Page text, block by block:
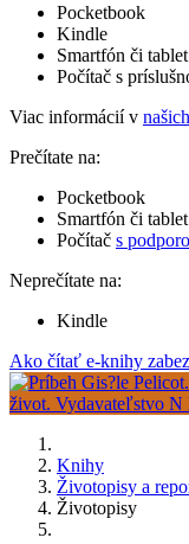
Pocketbook
Kindle
Smartfón či
Počítač s
Viac informácií v
Prečítate na:
Pocketbook
Smartfón či tablet
Počítač s
Neprečítate na:
Kindle
Ako čítať e-knihy
Knihy
Životopisy a
Životopisy